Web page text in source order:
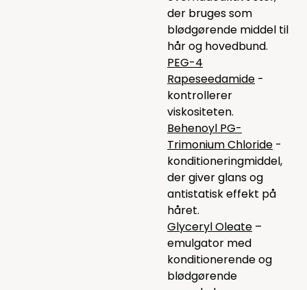
der bruges som
blødgørende middel til
hår og hovedbund.
PEG-4
Rapeseedamide -
kontrollerer
viskositeten.
Behenoyl PG-
Trimonium Chloride -
konditioneringmiddel,
der giver glans og
antistatisk effekt på
håret.
Glyceryl Oleate –
emulgator med
konditionerende og
blødgørende